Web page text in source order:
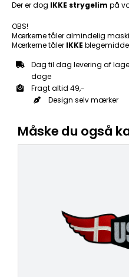
Der er dog IKKE strygelim på
OBS!
Mærkerne tåler almindelig
Mærkerne tåler IKKE
Dag til dag levering af
dage
Fragt altid 49,-
Design selv mærker
Måske du også